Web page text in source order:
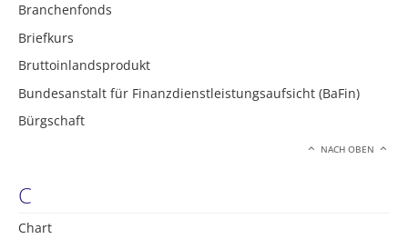
Branchenfonds
Briefkurs
Bruttoinlandsprodukt
Bundesanstalt für Finanzdienstleistungsaufsicht (BaFin)
Bürgschaft
NACH OBEN
C
Chart